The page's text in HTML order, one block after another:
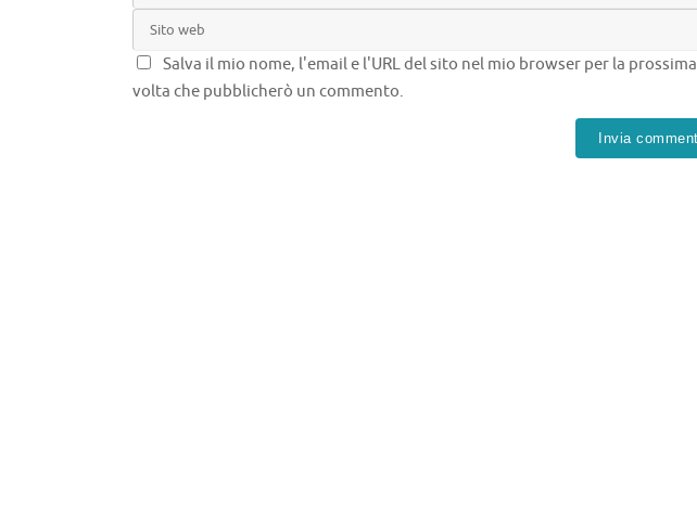
Salva il mio nome, l'email e l'URL del sito nel mio browser per la prossima
volta che pubblicherò un commento.